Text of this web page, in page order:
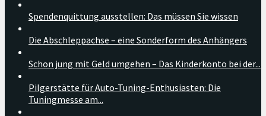
Spendenquittung ausstellen: Das müssen Sie wissen
Die Abschleppachse – eine Sonderform des Anhängers
Schon jung mit Geld umgehen – Das Kinderkonto bei der...
Pilgerstätte für Auto-Tuning-Enthusiasten: Die
Tuningmesse am...